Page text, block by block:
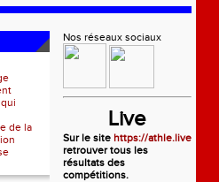
de la
Nos réseaux sociaux
Live
Sur le site https://athle.live
retrouver tous les
résultats des
compétitions.